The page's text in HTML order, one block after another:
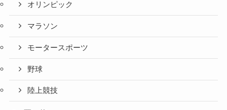
オリンピック
マラソン
モータースポーツ
野球
陸上競技